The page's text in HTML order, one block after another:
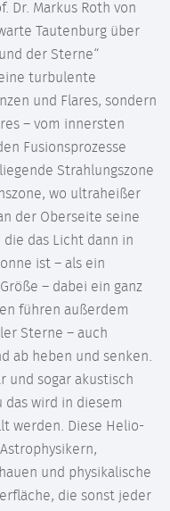
Dr. Markus Roth von
Tautenburg über
der Sterne“
turbulente
und Flares, sondern
– vom innersten
Fusionsprozesse
Strahlungszone
wo ultraheißer
der Oberseite seine
die das Licht dann in
ist – als ein
– dabei ein ganz
führen außerdem
Sterne – auch
ab heben und senken.
und sogar akustisch
das wird in diesem
werden. Diese Helio-
und physikalische
die sonst jeder